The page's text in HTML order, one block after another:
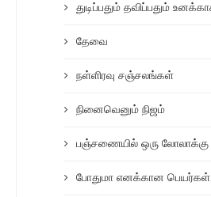
துடிப்பதும் தவிப்பதும்
தேவை
நள்ளிரவு சஞ்சலங்கள்
நினைவெனும் நிஜம்
பஞ்சணையில் ஒரு லோலாக்கு
போதுமா எனக்கான பெயர்கள்